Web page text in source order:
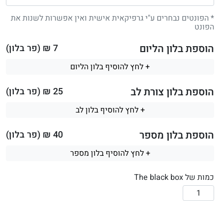
* הפונטים נבחרים ע"י גרפיקאית אישית ואין אפשרות לשנות את
הפונט
הוספת בלון הליום 7 ₪ (פר בלון)
+ לחץ להוסיף בלון הליום
הוספת בלון צורת לב 25 ₪ (פר בלון)
+ לחץ להוסיף בלון לב
הוספת בלון מספר 40 ₪ (פר בלון)
+ לחץ להוסיף בלון מספר
כמות של The black box